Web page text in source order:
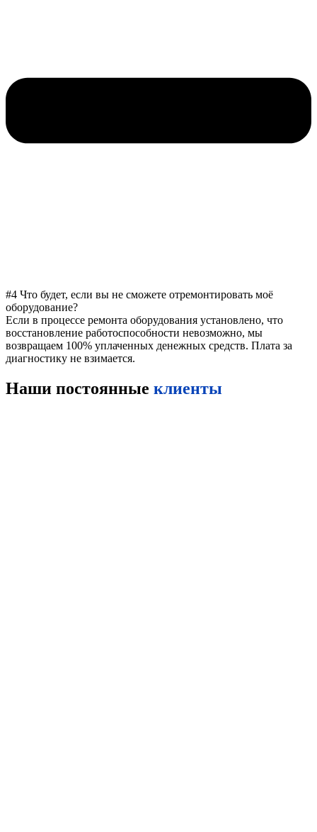
#4 Что будет, если вы не сможете отремонтировать моё
оборудование?
Если в процессе ремонта оборудования установлено, что
восстановление работоспособности невозможно, мы
возвращаем 100% уплаченных денежных средств. Плата за
диагностику не взимается.
Наши постоянные клиенты